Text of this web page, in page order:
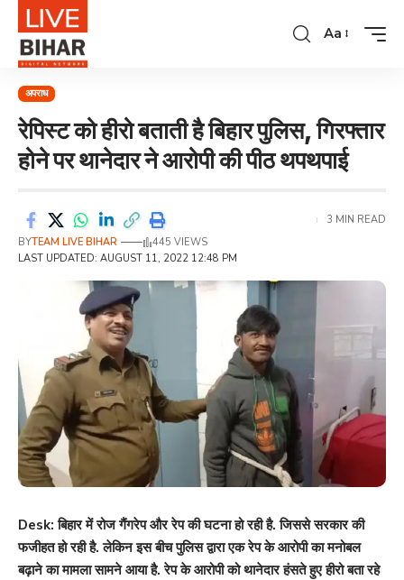
Aa
अपराध
रेपिस्ट को हीरो बताती है बिहार पुलिस, गिरफ्तार
होने पर थानेदार ने आरोपी की पीठ थपथपाई
LAST UPDATED: AUGUST 11, 2022 12:48 PM
BYTEAM LIVE BIHAR 445 VIEWS
3 MIN READ
Desk: बिहार में रोज गैंगरेप और रेप की घटना हो रही है. जिससे सरकार की
फजीहत हो रही है. लेकिन इस बीच पुलिस द्वारा एक रेप के आरोपी का मनोबल
बढ़ाने का मामला सामने आया है. रेप के आरोपी को थानेदार हंसते हुए हीरो बता रहे